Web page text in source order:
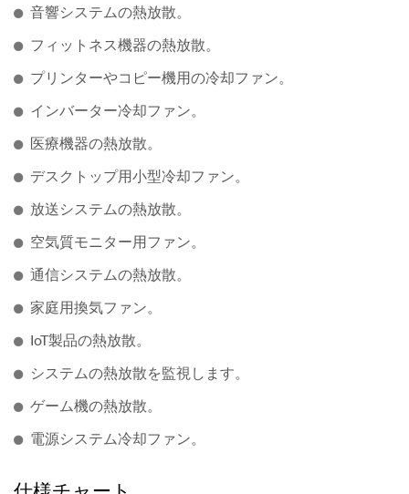
音響システムの熱放散。
フィットネス機器の熱放散。
プリンターやコピー機用の冷却ファン。
インバーター冷却ファン。
医療機器の熱放散。
デスクトップ用小型冷却ファン。
放送システムの熱放散。
空気質モニター用ファン。
通信システムの熱放散。
家庭用換気ファン。
IoT製品の熱放散。
システムの熱放散を監視します。
ゲーム機の熱放散。
電源システム冷却ファン。